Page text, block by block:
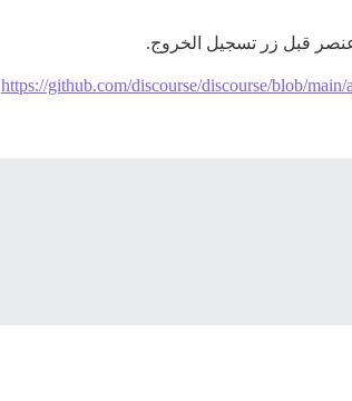
قبل زر تسجيل الخروج.
https://github.com/discourse/discourse/blob/